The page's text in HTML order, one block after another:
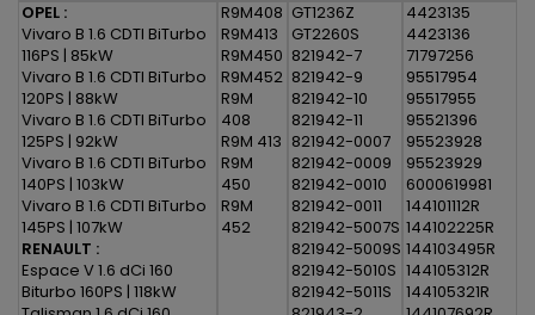
OPEL :
Vivaro B 1.6 CDTI BiTurbo
116PS | 85kW
Vivaro B 1.6 CDTI BiTurbo
120PS | 88kW
Vivaro B 1.6 CDTI BiTurbo
125PS | 92kW
Vivaro B 1.6 CDTI BiTurbo
140PS | 103kW
Vivaro B 1.6 CDTI BiTurbo
145PS | 107kW
RENAULT :
Espace V 1.6 dCi 160
Biturbo 160PS | 118kW
R9M408
R9M413
R9M450
R9M452
R9M
408
R9M 413
R9M
450
R9M
452
GT1236Z
GT2260S
821942-7
821942-9
821942-10
821942-11
821942-0007
821942-0009
821942-0010
821942-0011
821942-5007S
821942-5009S
821942-5010S
821942-5011S
4423135
4423136
71797256
95517954
95517955
95521396
95523928
95523929
6000619981
144101112R
144102225R
144103495R
144105312R
144105321R